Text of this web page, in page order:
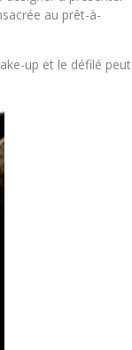
au prêt-à-
up et le défilé peut